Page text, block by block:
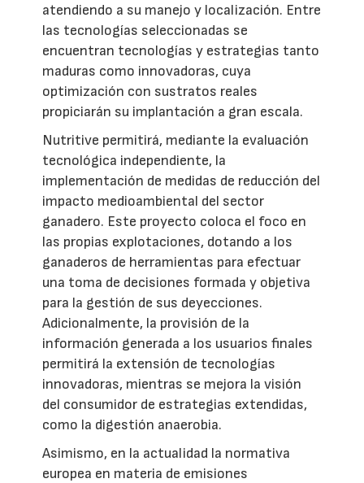
atendiendo a su manejo y localización. Entre
las tecnologías seleccionadas se
encuentran tecnologías y estrategias tanto
maduras como innovadoras, cuya
optimización con sustratos reales
propiciarán su implantación a gran escala.
Nutritive permitirá, mediante la evaluación
tecnológica independiente, la
implementación de medidas de reducción del
impacto medioambiental del sector
ganadero. Este proyecto coloca el foco en
las propias explotaciones, dotando a los
ganaderos de herramientas para efectuar
una toma de decisiones formada y objetiva
para la gestión de sus deyecciones.
Adicionalmente, la provisión de la
información generada a los usuarios finales
permitirá la extensión de tecnologías
innovadoras, mientras se mejora la visión
del consumidor de estrategias extendidas,
como la digestión anaerobia.
Asimismo, en la actualidad la normativa
europea en materia de emisiones